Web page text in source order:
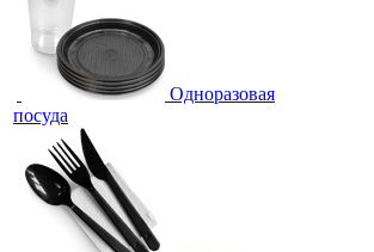
Одноразовая
посуда